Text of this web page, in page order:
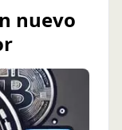
nuevo